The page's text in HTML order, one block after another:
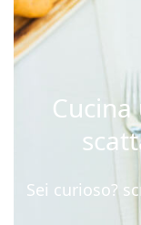
Sei curioso?